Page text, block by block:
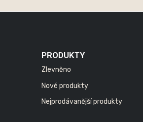
PRODUKTY
Zlevněno
Nové produkty
Nejprodávanější produkty